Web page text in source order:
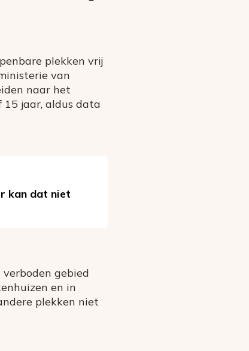
plekken vrij
van
naar het
jaar, aldus data
kan dat niet
gebied
en in
plekken niet